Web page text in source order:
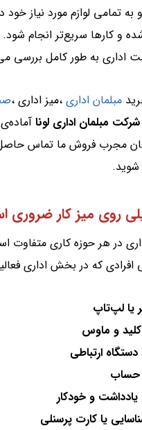
و به تمامی لوازم مورد نیاز
و کارها سریع‌تر انجام
اداری به طور کامل بررسی
مبلمان اداری ،میز اداری ،
شرکت مبلمان اداری لونا
مجرب فروش ما تماس
روی میز کار ضروری
در هر حوزه کاری متفاوت
افرادی که در بخش اداری
یا لپ‌تاپ
و ماوس
دستگاه ارتباطی
حساب
یادداشت و خودکار
یا کارت پرسنلی